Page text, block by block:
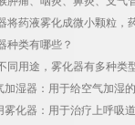
将药液雾化成微小颗粒，
类有哪些？
用途，雾化器有多种类
湿器：用于给空气加湿的
器：用于治疗上呼吸道